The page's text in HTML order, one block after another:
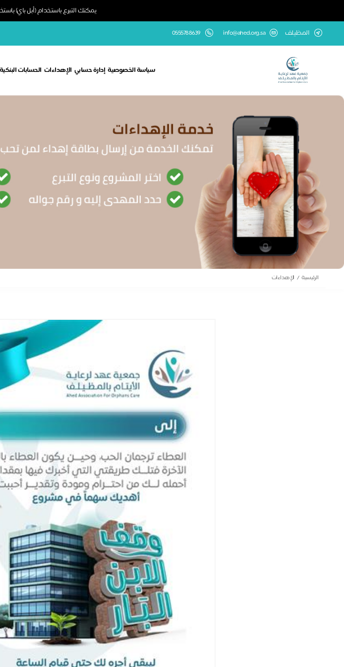
يمكنك التبرع باستخدام (أبل باي)
المظيلف info@ahed.org.sa
0555788639
سياسة الخصوصية إدارة حسابي الإهداءات الحسابات البنكية
الرئيسية الإهداءات